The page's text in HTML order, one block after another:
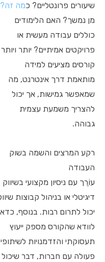
שיעורים פרונטליים? כמה זה?
מן נמשך? האם הלימודים
כוללים עבודה מעשית או
פרויקטים אמיתיים? יותר ויותר
קורסים מציעים למידה
מותאמת דרך אינטרנט, מה
שמאפשר גמישות, אך יכול
להצריך משמעת עצמית
גבוהה.
רקע המרצים והשמה בשוק
העבודה
עוֹרֵך עם ניסיון מקצועי בשיווק
דיגיטלי או בניהול קבוצות
יכול לתרום רבות. בנוסף,
לוודא שהקורס מספק ייעוץ
תעסוקתי והזדמנויות לשיתופי
פעולה עם חברות, דבר שיכול